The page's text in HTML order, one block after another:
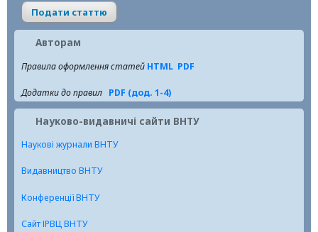
Подати статтю
Авторам
Правила оформлення статей HTML PDF
Додатки до правил PDF (дод. 1-4)
Науково-видавничі сайти ВНТУ
Наукові журнали ВНТУ
Видавництво ВНТУ
Конференції ВНТУ
Сайт ІРВЦ ВНТУ